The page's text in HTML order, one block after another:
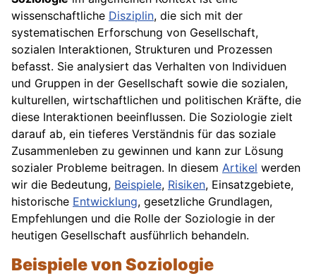
wissenschaftliche Disziplin, die sich mit der
systematischen Erforschung von Gesellschaft,
sozialen Interaktionen, Strukturen und Prozessen
befasst. Sie analysiert das Verhalten von Individuen
und Gruppen in der Gesellschaft sowie die sozialen,
kulturellen, wirtschaftlichen und politischen Kräfte, die
diese Interaktionen beeinflussen. Die Soziologie zielt
darauf ab, ein tieferes Verständnis für das soziale
Zusammenleben zu gewinnen und kann zur Lösung
sozialer Probleme beitragen. In diesem Artikel werden
wir die Bedeutung, Beispiele, Risiken, Einsatzgebiete,
historische Entwicklung, gesetzliche Grundlagen,
Empfehlungen und die Rolle der Soziologie in der
heutigen Gesellschaft ausführlich behandeln.
Beispiele von Soziologie